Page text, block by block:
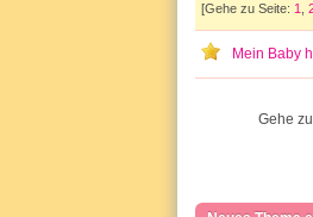
[Gehe zu Seite: 1
Mein Baby
Gehe